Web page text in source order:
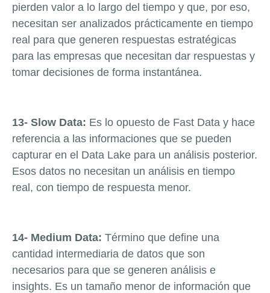
pierden valor a lo largo del tiempo y que, por eso,
necesitan ser analizados prácticamente en tiempo
real para que generen respuestas estratégicas
para las empresas que necesitan dar respuestas y
tomar decisiones de forma instantánea.
13- Slow Data: Es lo opuesto de Fast Data y hace
referencia a las informaciones que se pueden
capturar en el Data Lake para un análisis posterior.
Esos datos no necesitan un análisis en tiempo
real, con tiempo de respuesta menor.
14- Medium Data: Término que define una
cantidad intermediaria de datos que son
necesarios para que se generen análisis e
insights. Es un tamaño menor de información que